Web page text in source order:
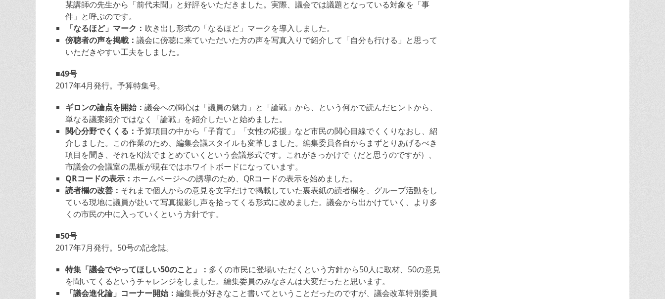
某講師の先生から「前代未聞」と好評をいただきました。実際、議会では議題となっている対象を「事
件」と呼ぶのです。
「なるほど」マーク： 吹き出し形式の「なるほど」マークを導入しました。
傍聴者の声を掲載： 議会に傍聴に来ていただいた方の声を写真入りで紹介して「自分も行ける」と思って
いただきやすい工夫をしました。
■49号
2017年4月発行。予算特集号。
ギロンの論点を開始： 議会への関心は「議員の魅力」と「論戦」から、という何かで読んだヒントから、
単なる議案紹介ではなく「論戦」を紹介したいと始めました。
関心分野でくくる： 予算項目の中から「子育て」「女性の応援」など市民の関心目線でくくりなおし、紹
介しました。この作業のため、編集会議スタイルも変革しました。編集委員各自からまずとりあげるべき
項目を聞き、それをKJ法でまとめていくという会議形式です。これがきっかけで（だと思うのですが）、
市議会の会議室の黒板が現在ではホワイトボードになっています。
QRコードの表示： ホームページへの誘導のため、QRコードの表示を始めました。
読者欄の改善： それまで個人からの意見を文字だけで掲載していた裏表紙の読者欄を、グループ活動をし
ている現地に議員が赴いて写真撮影し声を拾ってくる形式に改めました。議会から出かけていく、より多
くの市民の中に入っていくという方針です。
■50号
2017年7月発行。50号の記念誌。
特集「議会でやってほしい50のこと」： 多くの市民に登場いただくという方針から50人に取材、50の意見
を聞いてくるというチャレンジをしました。編集委員のみなさんは大変だったと思います。
「議会進化論」コーナー開始： 編集長が好きなこと書いてということだったのですが、議会改革特別委員